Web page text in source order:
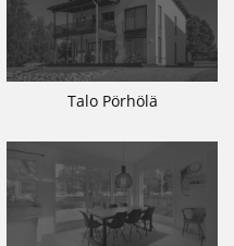
Talo Pörhölä